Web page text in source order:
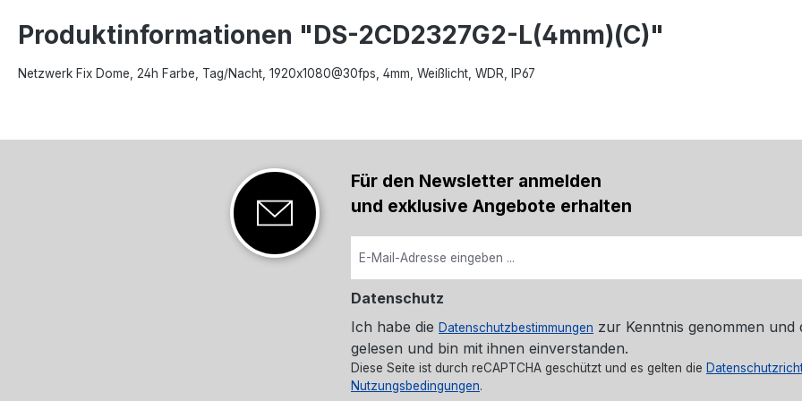
Produktinformationen "DS-2CD2327G2-L(4mm)(C)"
Netzwerk Fix Dome, 24h Farbe, Tag/Nacht, 1920x1080@30fps, 4mm, Weißlicht, WDR, IP67
Für den Newsletter anmelden
und exklusive Angebote erhalten
Datenschutz
Ich habe die Datenschutzbestimmungen zur Kenntnis genommen und
gelesen und bin mit ihnen einverstanden.
Diese Seite ist durch reCAPTCHA geschützt und es gelten die
Nutzungsbedingungen.